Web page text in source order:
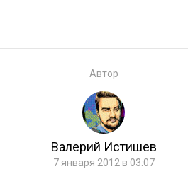
Автор
Валерий Истишев
7 января 2012 в 03:07